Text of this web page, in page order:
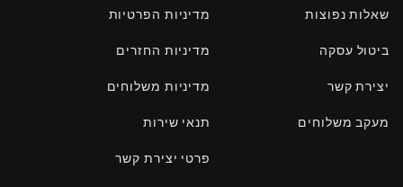
שאלות נפוצות
ביטול עסקה
יצירת קשר
מעקב משלוחים
מדיניות הפרטיות
מדיניות החזרים
מדיניות משלוחים
תנאי שירות
פרטי יצירת קשר